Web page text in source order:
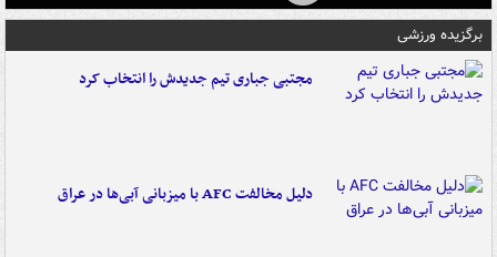
برگزیده ورزشی
مجتبی جباری تیم جدیدش را انتخاب کرد
دلیل مخالفت AFC با میزبانی آبی‌ها در عراق